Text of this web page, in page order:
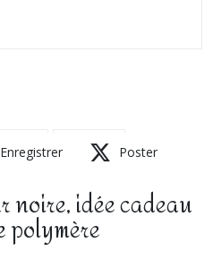
Enregistrer Poster
noire, idée cadeau
polymère